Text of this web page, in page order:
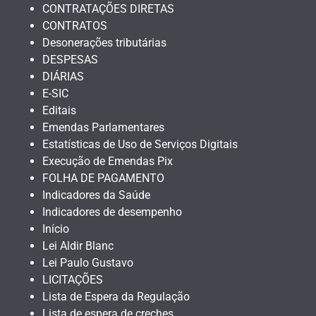
CONTRATAÇÕES DIRETAS
CONTRATOS
Desonerações tributárias
DESPESAS
DIÁRIAS
E-SIC
Editais
Emendas Parlamentares
Estatísticas de Uso de Serviços Digitais
Execução de Emendas Pix
FOLHA DE PAGAMENTO
Indicadores da Saúde
Indicadores de desempenho
Início
Lei Aldir Blanc
Lei Paulo Gustavo
LICITAÇÕES
Lista de Espera da Regulação